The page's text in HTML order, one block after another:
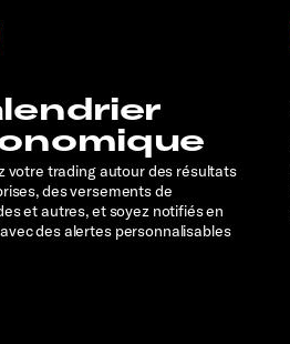
votre trading autour des résultats
des versements de
et autres, et soyez notifiés en
des alertes personnalisables